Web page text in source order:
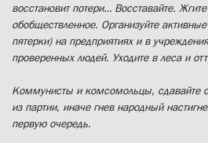
восстановит потери… Восставайте.
обобществленное. Организуйте
пятерки) на предприятиях и в
проверенных людей. Уходите в леса и
Коммунисты и комсомольцы, сдавайте
из партии, иначе гнев народный
первую очередь.